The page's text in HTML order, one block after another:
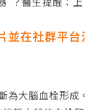
"？醫生提醒：
並在社群平台
為大腦血栓形